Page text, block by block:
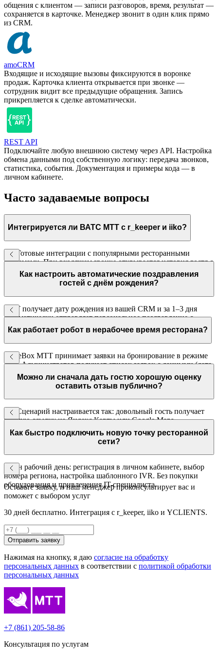
общения с клиентом — записи разговоров, время, результат —
сохраняется в карточке. Менеджер звонит в один клик прямо
из CRM.
amoCRM
Входящие и исходящие вызовы фиксируются в воронке
продаж. Карточка клиента открывается при звонке —
сотрудник видит все предыдущие обращения. Запись
прикрепляется к сделке автоматически.
REST API
Подключайте любую внешнюю систему через API. Настройка
обмена данными под собственную логику: передача звонков,
статистика, события. Документация и примеры кода — в
личном кабинете.
Часто задаваемые вопросы
Интегрируется ли ВАТС МТТ с r_keeper и iiko?
Да. Готовые интеграции с популярными ресторанными
системами. При входящем звонке открывается история гостя с
данными о предыдущих визитах и предпочтениях.
Как настроить автоматические поздравления
гостей с днём рождения?
МТТ получает дату рождения из вашей CRM и за 1–3 дня
автоматически отправляет персональное поздравление с
промокодом или специальным предложением.
Как работает робот в нерабочее время ресторана?
VoiceBox МТТ принимает заявки на бронирование в режиме
24/7. Администратор получает список заявок с данными (дата,
время, количество гостей) для подтверждения при открытии.
Можно ли сначала дать гостю хорошую оценку
оставить отзыв публично?
Да. Сценарий настраивается так: довольный гость получает
прямую ссылку на Яндекс.Карты или Google Maps.
Недовольный — переводится на менеджера для решения
вопроса.
Как быстро подключить новую точку ресторанной
сети?
Один рабочий день: регистрация в личном кабинете, выбор
номера региона, настройка шаблонного IVR. Без покупки
оборудования и привлечения IT-специалиста.
Оставьте заявку, и наш менеджер проконсультирует вас и
поможет с выбором услуг
30 дней бесплатно. Интеграция с r_keeper, iiko и YCLIENTS.
Отправить заявку
Нажимая на кнопку, я даю согласие на обработку
персональных данных в соответствии с политикой обработки
персональных данных
+7 (861) 205-58-86
Консультация по услугам